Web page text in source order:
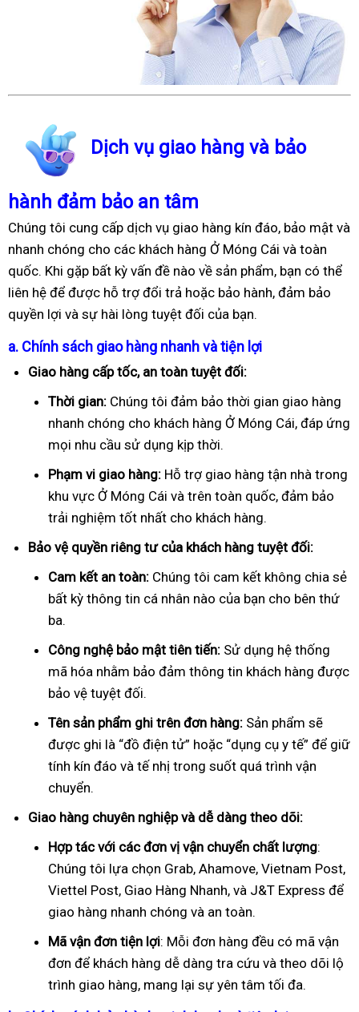
Dịch vụ giao hàng và bảo
hành đảm bảo an tâm
Chúng tôi cung cấp dịch vụ giao hàng kín đáo, bảo mật và
nhanh chóng cho các khách hàng Ở Móng Cái và toàn
quốc. Khi gặp bất kỳ vấn đề nào về sản phẩm, bạn có thể
liên hệ để được hỗ trợ đổi trả hoặc bảo hành, đảm bảo
quyền lợi và sự hài lòng tuyệt đối của bạn.
a. Chính sách giao hàng nhanh và tiện lợi
Giao hàng cấp tốc, an toàn tuyệt đối:
Thời gian: Chúng tôi đảm bảo thời gian giao hàng
nhanh chóng cho khách hàng Ở Móng Cái, đáp ứng
mọi nhu cầu sử dụng kịp thời.
Phạm vi giao hàng: Hỗ trợ giao hàng tận nhà trong
khu vực Ở Móng Cái và trên toàn quốc, đảm bảo
trải nghiệm tốt nhất cho khách hàng.
Bảo vệ quyền riêng tư của khách hàng tuyệt đối:
Cam kết an toàn: Chúng tôi cam kết không chia sẻ
bất kỳ thông tin cá nhân nào của bạn cho bên thứ
ba.
Công nghệ bảo mật tiên tiến: Sử dụng hệ thống
mã hóa nhằm bảo đảm thông tin khách hàng được
bảo vệ tuyệt đối.
Tên sản phẩm ghi trên đơn hàng: Sản phẩm sẽ
được ghi là “đồ điện tử” hoặc “dụng cụ y tế” để giữ
tính kín đáo và tế nhị trong suốt quá trình vận
chuyển.
Giao hàng chuyên nghiệp và dễ dàng theo dõi:
Hợp tác với các đơn vị vận chuyển chất lượng:
Chúng tôi lựa chọn Grab, Ahamove, Vietnam Post,
Viettel Post, Giao Hàng Nhanh, và J&T Express để
giao hàng nhanh chóng và an toàn.
Mã vận đơn tiện lợi: Mỗi đơn hàng đều có mã vận
đơn để khách hàng dễ dàng tra cứu và theo dõi lộ
trình giao hàng, mang lại sự yên tâm tối đa.